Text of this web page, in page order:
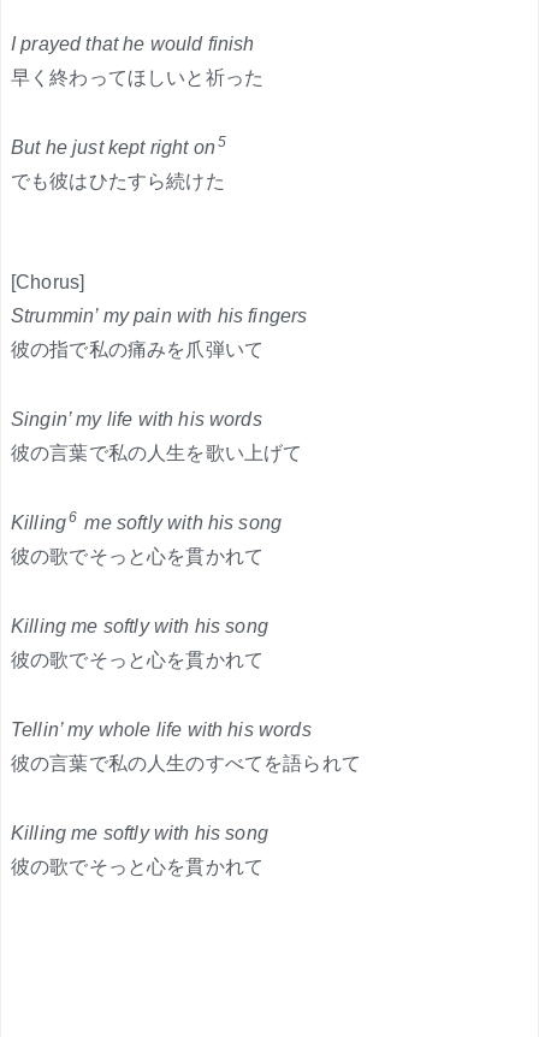
I prayed that he would finish
早く終わってほしいと祈った
But he just kept right on5
でも彼はひたすら続けた
[Chorus]
Strummin’ my pain with his fingers
彼の指で私の痛みを爪弾いて
Singin’ my life with his words
彼の言葉で私の人生を歌い上げて
Killing6 me softly with his song
彼の歌でそっと心を貫かれて
Killing me softly with his song
彼の歌でそっと心を貫かれて
Tellin’ my whole life with his words
彼の言葉で私の人生のすべてを語られて
Killing me softly with his song
彼の歌でそっと心を貫かれて